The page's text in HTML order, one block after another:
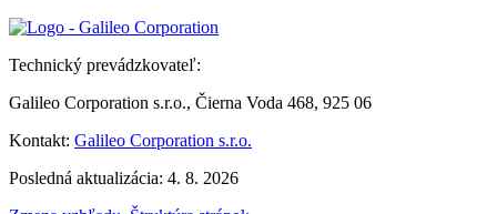
Technický prevádzkovateľ:
Galileo Corporation s.r.o., Čierna Voda 468, 925 06
Kontakt: Galileo Corporation s.r.o.
Posledná aktualizácia: 4. 8. 2026